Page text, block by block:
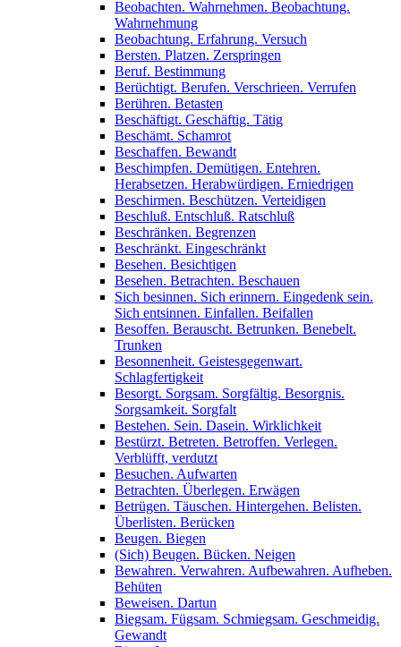
Beobachten. Wahrnehmen. Beobachtung.
Wahrnehmung
Beobachtung. Erfahrung. Versuch
Bersten. Platzen. Zerspringen
Beruf. Bestimmung
Berüchtigt. Berufen. Verschrieen. Verrufen
Berühren. Betasten
Beschäftigt. Geschäftig. Tätig
Beschämt. Schamrot
Beschaffen. Bewandt
Beschimpfen. Demütigen. Entehren.
Herabsetzen. Herabwürdigen. Erniedrigen
Beschirmen. Beschützen. Verteidigen
Beschluß. Entschluß. Ratschluß
Beschränken. Begrenzen
Beschränkt. Eingeschränkt
Besehen. Besichtigen
Besehen. Betrachten. Beschauen
Sich besinnen. Sich erinnern. Eingedenk sein.
Sich entsinnen. Einfallen. Beifallen
Besoffen. Berauscht. Betrunken. Benebelt.
Trunken
Besonnenheit. Geistesgegenwart.
Schlagfertigkeit
Besorgt. Sorgsam. Sorgfältig. Besorgnis.
Sorgsamkeit. Sorgfalt
Bestehen. Sein. Dasein. Wirklichkeit
Bestürzt. Betreten. Betroffen. Verlegen.
Verblüfft, verdutzt
Besuchen. Aufwarten
Betrachten. Überlegen. Erwägen
Betrügen. Täuschen. Hintergehen. Belisten.
Überlisten. Berücken
Beugen. Biegen
(Sich) Beugen. Bücken. Neigen
Bewahren. Verwahren. Aufbewahren. Aufheben.
Behüten
Beweisen. Dartun
Biegsam. Fügsam. Schmiegsam. Geschmeidig.
Gewandt